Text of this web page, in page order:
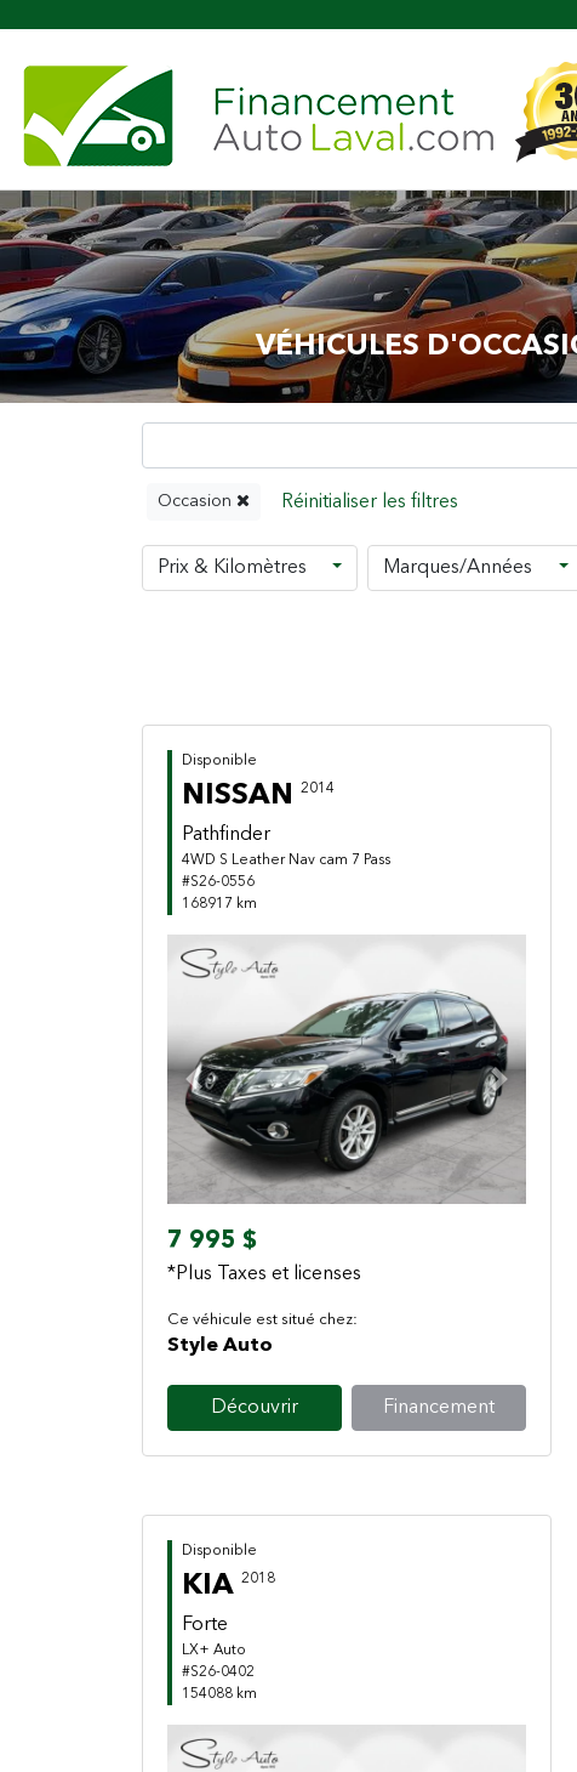
VÉHICULES
Occasion
Prix & Kilomètres Marques/Années
Disponible
NISSAN 2014
Pathfinder
4WD S Leather Nav cam 7 Pass
#S26-0556
168917 km
Previous Next
7 995 $
*Plus Taxes et licenses
Ce véhicule est situé chez:
Style Auto
Découvrir Financement
Disponible
KIA 2018
Forte
LX+ Auto
#S26-0402
154088 km